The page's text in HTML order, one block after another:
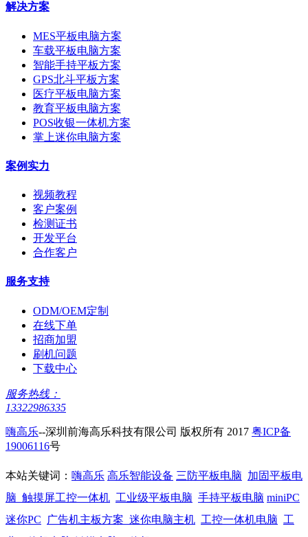
解决方案
MES平板电脑方案
车载平板电脑方案
智能手持平板方案
GPS北斗平板方案
医疗平板电脑方案
教育平板电脑方案
POS收银一体机方案
掌上迷你电脑方案
案例实力
视频教程
客户案例
检测证书
开发平台
合作客户
服务支持
ODM/OEM定制
在线下单
招商加盟
刷机问题
下载中心
服务热线：
13322986335
嗨高乐--深圳前海高乐科技有限公司 版权所有 2017 粤ICP备
19006116号
本站关键词： 嗨高乐 高乐智能设备 三防平板电脑 加固平板电
脑 触摸屏工控一体机 工业级平板电脑 手持平板电脑 miniPC
迷你PC
广告机主板方案 迷你电脑主机 工控一体机电脑 工